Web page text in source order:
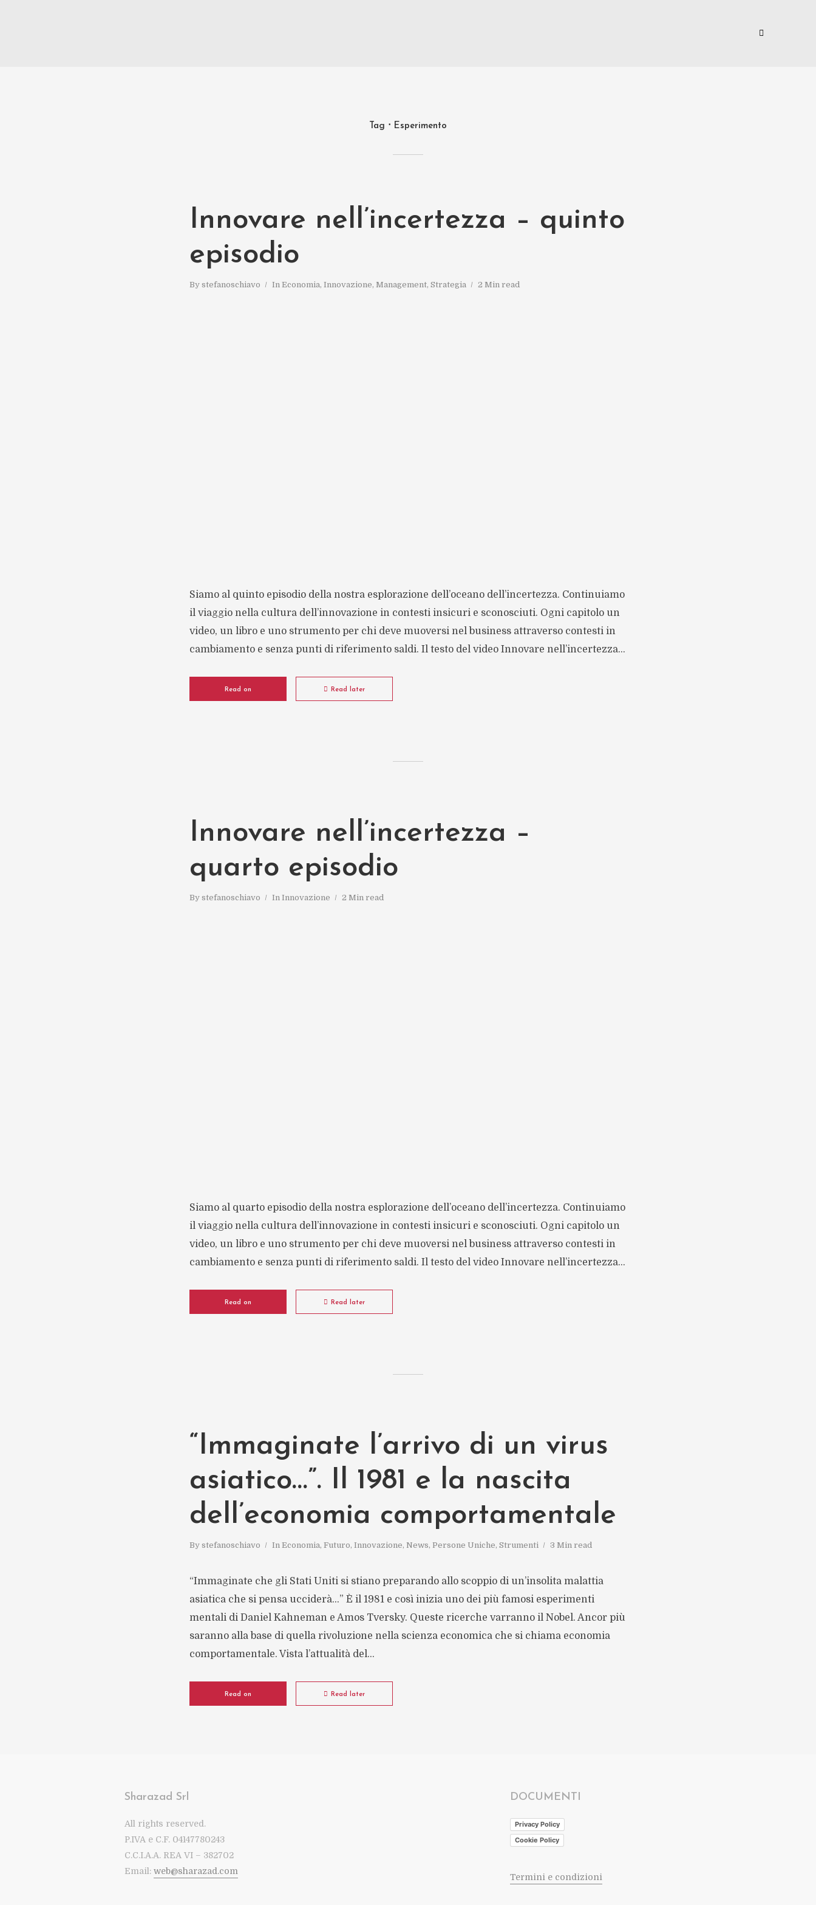
Tag Esperimento
Innovare nell’incertezza – quinto
episodio
By stefanoschiavo In Economia, Innovazione, Management, Strategia 2 Min read
Siamo al quinto episodio della nostra esplorazione dell’oceano dell’incertezza. Continuiamo
il viaggio nella cultura dell’innovazione in contesti insicuri e sconosciuti. Ogni capitolo un
video, un libro e uno strumento per chi deve muoversi nel business attraverso contesti in
cambiamento e senza punti di riferimento saldi. Il testo del video Innovare nell’incertezza...
Read on Read later
Innovare nell’incertezza –
quarto episodio
By stefanoschiavo In Innovazione 2 Min read
Siamo al quarto episodio della nostra esplorazione dell’oceano dell’incertezza. Continuiamo
il viaggio nella cultura dell’innovazione in contesti insicuri e sconosciuti. Ogni capitolo un
video, un libro e uno strumento per chi deve muoversi nel business attraverso contesti in
cambiamento e senza punti di riferimento saldi. Il testo del video Innovare nell’incertezza...
Read on Read later
“Immaginate l’arrivo di un virus
asiatico…”. Il 1981 e la nascita
dell’economia comportamentale
By stefanoschiavo In Economia, Futuro, Innovazione, News, Persone Uniche, Strumenti 3 Min read
“Immaginate che gli Stati Uniti si stiano preparando allo scoppio di un’insolita malattia
asiatica che si pensa ucciderà…” È il 1981 e così inizia uno dei più famosi esperimenti
mentali di Daniel Kahneman e Amos Tversky. Queste ricerche varranno il Nobel. Ancor più
saranno alla base di quella rivoluzione nella scienza economica che si chiama economia
comportamentale. Vista l’attualità del...
Read on Read later
Sharazad Srl
All rights reserved.
P.IVA e C.F. 04147780243
C.C.I.A.A. REA VI – 382702
Email: web@sharazad.com
DOCUMENTI
Privacy Policy
Cookie Policy
Termini e condizioni